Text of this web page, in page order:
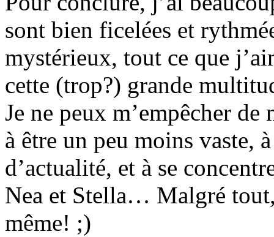
sont bien ficelées et
mystérieux, tout ce que
cette (trop?) grande
Je ne peux m’empêcher
à être un peu moins vaste,
d’actualité, et à se
Nea et Stella… Malgré
même! ;)